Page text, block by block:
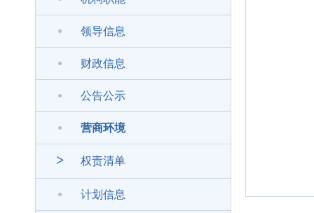
领导信息
财政信息
公告公示
营商环境
> 权责清单
计划信息